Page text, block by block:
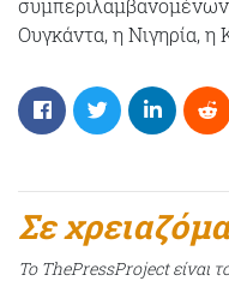
Ουγκάντα, η Νιγηρία,
Σε
Το ThePressProject είναι